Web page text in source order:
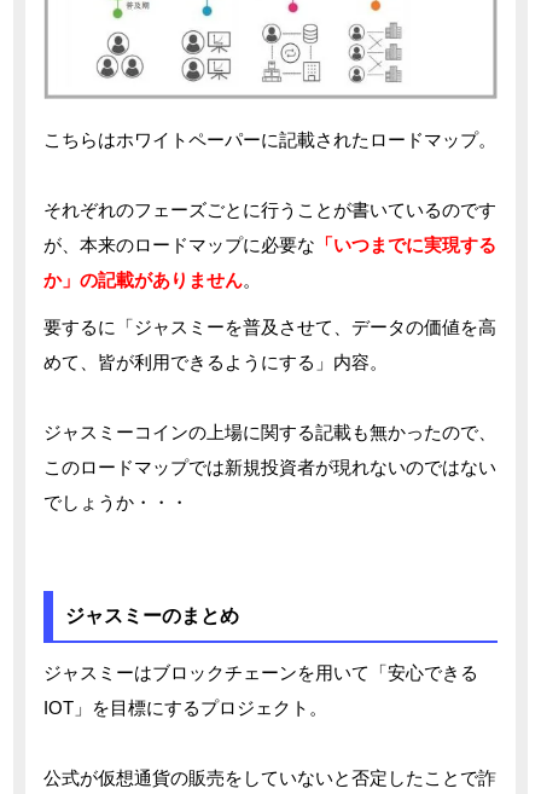
こちらはホワイトペーパーに記載されたロードマップ。
それぞれのフェーズごとに行うことが書いているのです
が、本来のロードマップに必要な 「いつまでに実現する
か」の記載がありません。
要するに「ジャスミーを普及させて、データの価値を高
めて、皆が利用できるようにする」内容。
ジャスミーコインの上場に関する記載も無かったので、
このロードマップでは新規投資者が現れないのではない
でしょうか・・・
ジャスミーのまとめ
ジャスミーはブロックチェーンを用いて「安心できる
IOT」を目標にするプロジェクト。
公式が仮想通貨の販売をしていないと否定したことで詐